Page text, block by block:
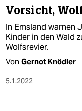
Vorsicht,
In Emsland warnen
Kinder in den Wald
Wolfsrevier.
Von Gernot Knödler
5.1.2022